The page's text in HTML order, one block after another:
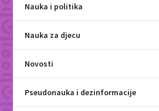
Nauka i politika
Nauka za djecu
Novosti
Pseudonauka i dezinformacije